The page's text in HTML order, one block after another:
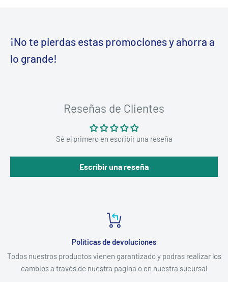
¡No te pierdas estas promociones y ahorra a
lo grande!
Reseñas de Clientes
Sé el primero en escribir una reseña
Escribir una reseña
Políticas de devoluciones
Todos nuestros productos vienen garantizado y podras realizar los
cambios a través de nuestra pagina o en nuestra sucursal